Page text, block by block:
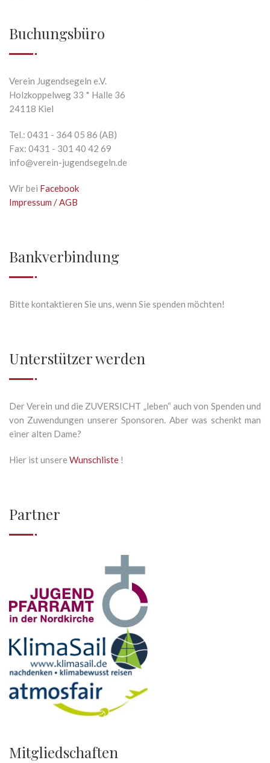
Buchungsbüro
Verein Jugendsegeln e.V.
Holzkoppelweg 33 * Halle 36
24118 Kiel
Tel.: 0431 - 364 05 86 (AB)
Fax: 0431 - 301 40 42 69
info@verein-jugendsegeln.de
Wir bei Facebook
Impressum / AGB
Bankverbindung
Bitte kontaktieren Sie uns, wenn Sie spenden möchten!
Unterstützer werden
Der Verein und die ZUVERSICHT „leben“ auch von Spenden und
von Zuwendungen unserer Sponsoren. Aber was schenkt man
einer alten Dame?
Hier ist unsere Wunschliste !
Partner
Mitgliedschaften